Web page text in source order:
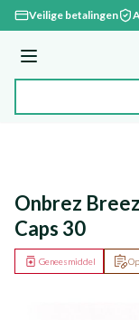
Ga naar de inhoud
Veilige betalingen
Menu
Onbrez
Caps 30
Geneesmiddel